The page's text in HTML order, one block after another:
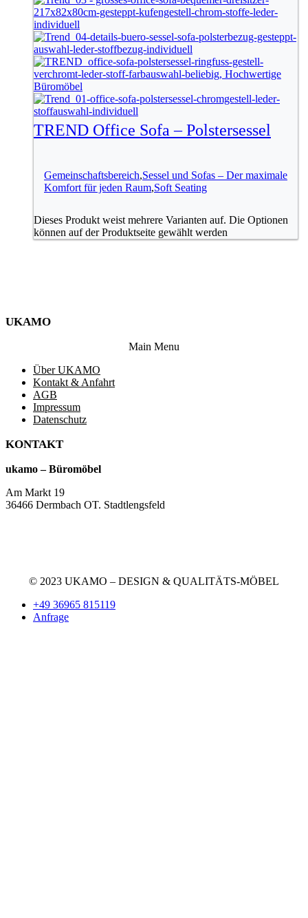
TREND Office Sofa – Polstersessel
Gemeinschaftsbereich,Sessel und Sofas – Der maximale
Komfort für jeden Raum,Soft Seating
Dieses Produkt weist mehrere Varianten auf. Die Optionen
können auf der Produktseite gewählt werden
UKAMO
Main Menu
Über UKAMO
Kontakt & Anfahrt
AGB
Impressum
Datenschutz
KONTAKT
ukamo – Büromöbel
Am Markt 19
36466 Dermbach OT. Stadtlengsfeld
© 2023 UKAMO – DESIGN & QUALITÄTS-MÖBEL
+49 36965 815119
Anfrage